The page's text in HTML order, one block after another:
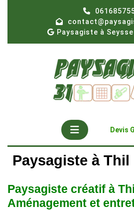
Paysagiste à
Open
Button
Devis
Paysagiste à Thil
Paysagiste créatif à
Aménagement et